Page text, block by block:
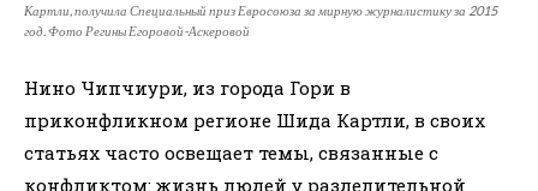
Картли, получила Специальный приз Евросоюза за мирную журналистику за 2015
год. Фото Регины Егоровой-Аскеровой
Нино Чипчиури, из города Гори в
приконфликном регионе Шида Картли, в своих
статьях часто освещает темы, связанные с
конфликтом: жизнь людей у разделительной